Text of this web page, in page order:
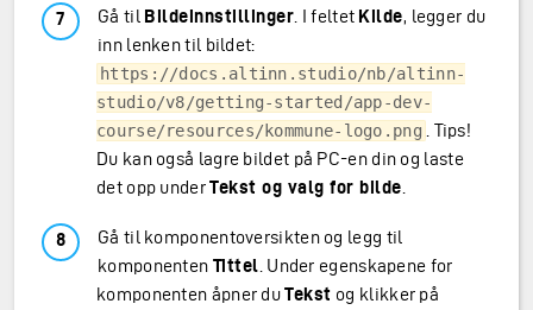
Gå til Bildeinnstillinger . I feltet Kilde, legger du
inn lenken til bildet:
https://docs.altinn.studio/nb/altinn-
studio/v8/getting-started/app-dev-
course/resources/kommune-logo.png
. Tips!
Du kan også lagre bildet på PC-en din og laste
det opp underTekst og valg for bilde
Gå til komponentoversikten og legg til
komponenten Tittel . Under egenskapene for
komponenten åpner duTekst og klikker på